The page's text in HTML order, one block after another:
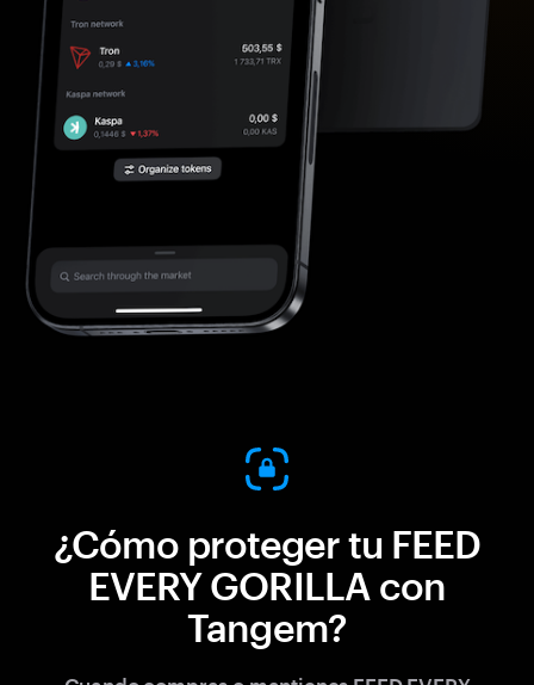
¿Cómo proteger tu FEED
EVERY GORILLA con
Tangem?